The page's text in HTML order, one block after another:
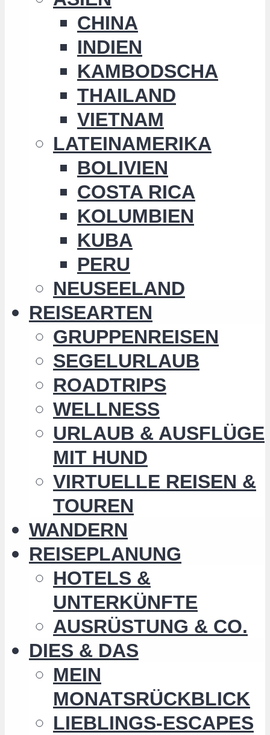
CHINA
INDIEN
KAMBODSCHA
THAILAND
VIETNAM
LATEINAMERIKA
BOLIVIEN
COSTA RICA
KOLUMBIEN
KUBA
PERU
NEUSEELAND
REISEARTEN
GRUPPENREISEN
SEGELURLAUB
ROADTRIPS
WELLNESS
URLAUB & AUSFLÜGE
MIT HUND
VIRTUELLE REISEN &
TOUREN
WANDERN
REISEPLANUNG
HOTELS &
UNTERKÜNFTE
AUSRÜSTUNG & CO.
DIES & DAS
MEIN
MONATSRÜCKBLICK
LIEBLINGS-ESCAPES